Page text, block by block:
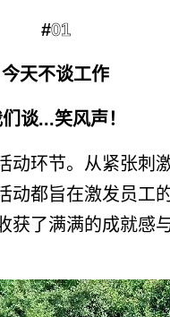
#01
今天不谈工作
谈...笑风声！
环节。从紧张刺
都旨在激发员工
了满满的成就感与